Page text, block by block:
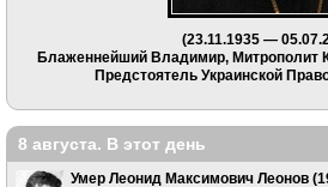
(23.11.1935 —
Блаженнейший Владимир, Митрополит
Предстоятель Украинской
8 августа. В этот день
Умер Леонид Максимович Леонов (